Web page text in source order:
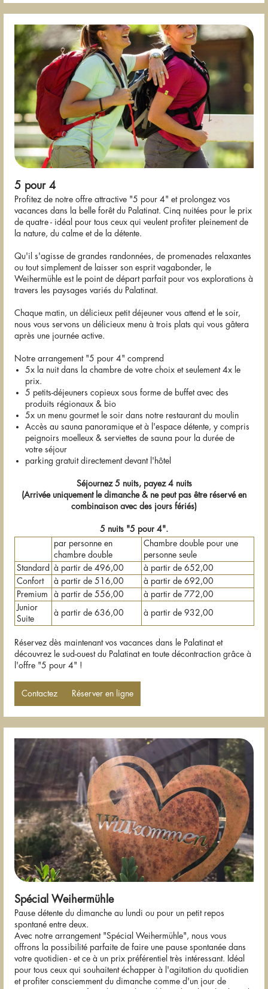
5 pour 4
Profitez de notre offre attractive "5 pour 4" et prolongez vos
vacances dans la belle forêt du Palatinat. Cinq nuitées pour le prix
de quatre - idéal pour tous ceux qui veulent profiter pleinement de
la nature, du calme et de la détente.
Qu'il s'agisse de grandes randonnées, de promenades relaxantes
ou tout simplement de laisser son esprit vagabonder, le
Weihermühle est le point de départ parfait pour vos explorations à
travers les paysages variés du Palatinat.
Chaque matin, un délicieux petit déjeuner vous attend et le soir,
nous vous servons un délicieux menu à trois plats qui vous gâtera
après une journée active.
Notre arrangement "5 pour 4" comprend
5x la nuit dans la chambre de votre choix et seulement 4x le
prix.
5 petits-déjeuners copieux sous forme de buffet avec des
produits régionaux & bio
5x un menu gourmet le soir dans notre restaurant du moulin
Accès au sauna panoramique et à l'espace détente, y compris
peignoirs moelleux & serviettes de sauna pour la durée de
votre séjour
parking gratuit directement devant l'hôtel
Séjournez 5 nuits, payez 4 nuits
(Arrivée uniquement le dimanche & ne peut pas être réservé en
combinaison avec des jours fériés)
5 nuits "5 pour 4".
par personne en
chambre double
Chambre double pour une
personne seule
Standard
à partir de 496,00
à partir de 652,00
Confort
à partir de 516,00
à partir de 692,00
Premium
à partir de 556,00
à partir de 772,00
Junior
Suite
à partir de 636,00 à partir de 932,00
Réservez dès maintenant vos vacances dans le Palatinat et
découvrez le sud-ouest du Palatinat en toute décontraction grâce à
l'offre "5 pour 4" !
Contactez Réserver en ligne
Spécial Weihermühle
Pause détente du dimanche au lundi ou pour un petit repos
spontané entre deux.
Avec notre arrangement "Spécial Weihermühle", nous vous
offrons la possibilité parfaite de faire une pause spontanée dans
votre quotidien - et ce à un prix préférentiel très intéressant. Idéal
pour tous ceux qui souhaitent échapper à l'agitation du quotidien
et profiter consciemment du dimanche comme d'un jour de